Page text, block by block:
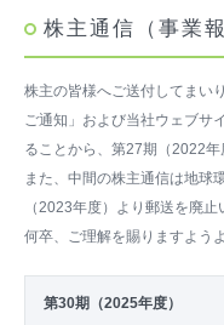
株主通信（事業
株主の皆様へご送付してまい
ご通知」および当社ウェブサ
ることから、第27期（2022年
また、中間の株主通信は地球
（2023年度）より郵送を廃止
何卒、ご理解を賜りますよう
第30期（2025年度）